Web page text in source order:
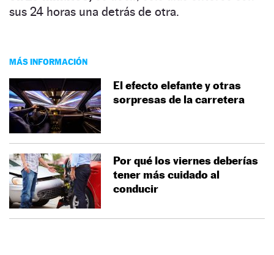
sus 24 horas una detrás de otra.
MÁS INFORMACIÓN
El efecto elefante y otras
sorpresas de la carretera
Por qué los viernes deberías
tener más cuidado al
conducir